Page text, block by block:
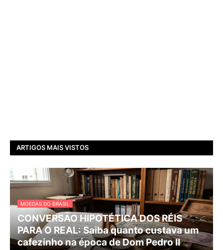
ARTIGOS MAIS VISTOS
MOEDAS DO BRASIL
CONVERSÃO HIPOTÉTICA DOS RÉIS
PARA O REAL: Saiba quanto custava um
cafezinho na época de Dom Pedro II